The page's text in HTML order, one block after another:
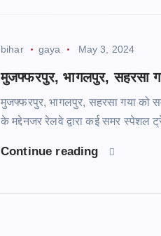
bihar gaya May 3, 2024
मुजफ्फरपुर, भागलपुर, सहरसा
मुजफ्फरपुर, भागलपुर, सहरसा गया को
के मद्देनजर रेलवे द्वारा कई समर स्पेशल
Continue reading